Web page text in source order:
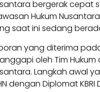
bergerak cepat
Hukum
saat ini sedang
yang diterima
oleh Tim
Langkah awal
dengan Diplomat